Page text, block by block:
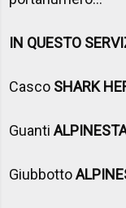
IN QUESTO
Casco SHARK
Guanti
Giubbotto